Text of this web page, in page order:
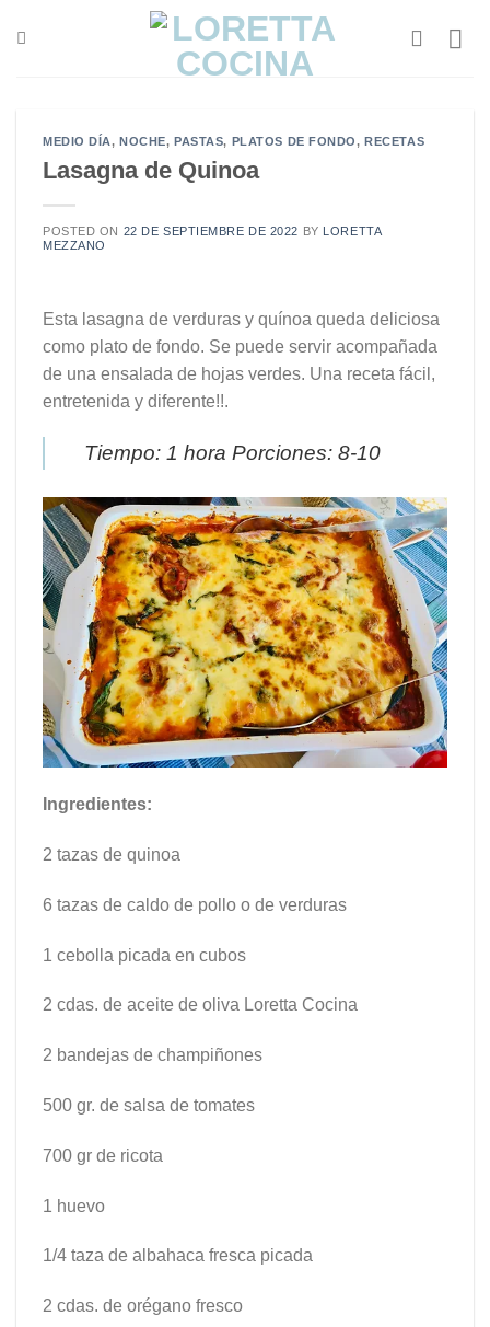
MEDIO DÍA,NOCHE,PASTAS, PLATOS DE FONDO,RECETAS
Lasagna de Quinoa
POSTED ON 22 DE SEPTIEMBRE DE 2022 BY LORETTA
MEZZANO
Esta lasagna de verduras y quínoa queda deliciosa
como plato de fondo. Se puede servir acompañada
de una ensalada de hojas verdes. Una receta fácil,
entretenida y diferente!!.
Tiempo: 1 hora Porciones: 8-10
Ingredientes:
2 tazas de quinoa
6 tazas de caldo de pollo o de verduras
1 cebolla picada en cubos
2 cdas. de aceite de oliva Loretta Cocina
2 bandejas de champiñones
500 gr. de salsa de tomates
700 gr de ricota
1 huevo
1/4 taza de albahaca fresca picada
2 cdas. de orégano fresco